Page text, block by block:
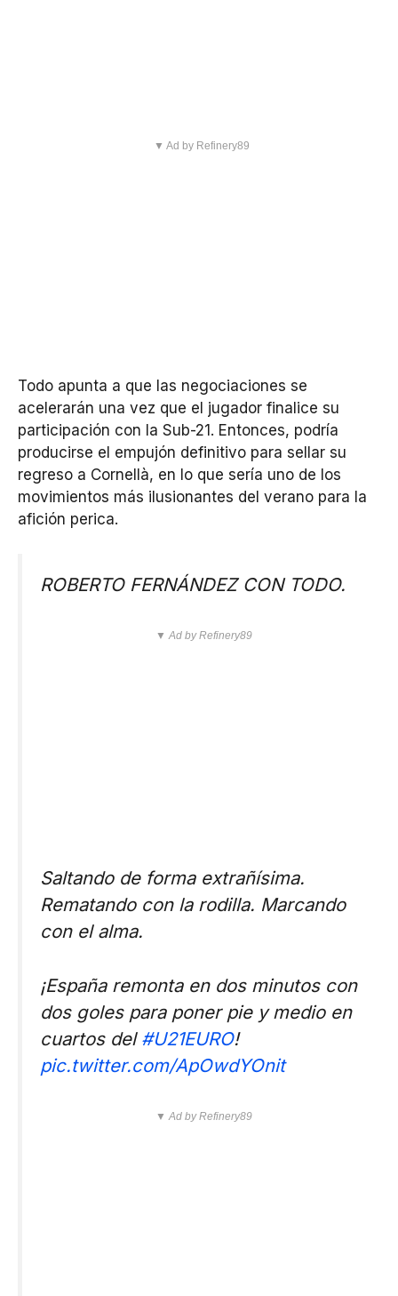
▼ Ad by Refinery89
Todo apunta a que las negociaciones se
acelerarán una vez que el jugador finalice su
participación con la Sub-21. Entonces, podría
producirse el empujón definitivo para sellar su
regreso a Cornellà, en lo que sería uno de los
movimientos más ilusionantes del verano para la
afición perica.
ROBERTO FERNÁNDEZ CON TODO.
▼ Ad by Refinery89
Saltando de forma extrañísima.
Rematando con la rodilla. Marcando
con el alma.
¡España remonta en dos minutos con
dos goles para poner pie y medio en
cuartos del #U21EURO!
pic.twitter.com/ApOwdYOnit
▼ Ad by Refinery89